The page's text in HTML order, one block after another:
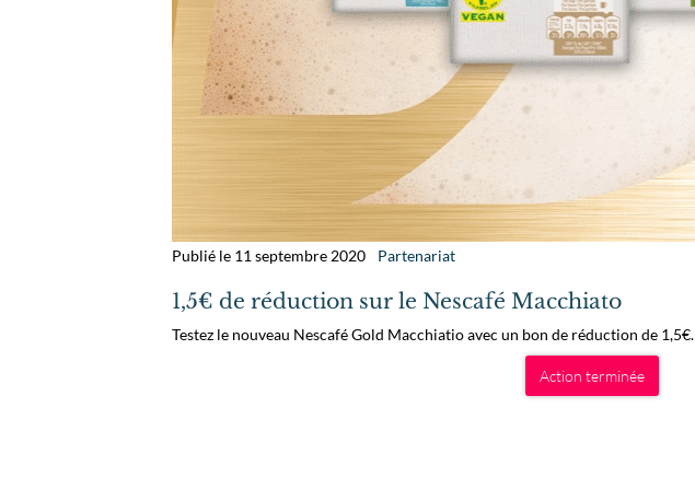
Publié le 11 septembre 2020 Partenariat
1,5€ de réduction sur le Nescafé Macchiato
Testez le nouveau Nescafé Gold Macchiatio avec un bon de réduction de 1,5€.
Action terminée